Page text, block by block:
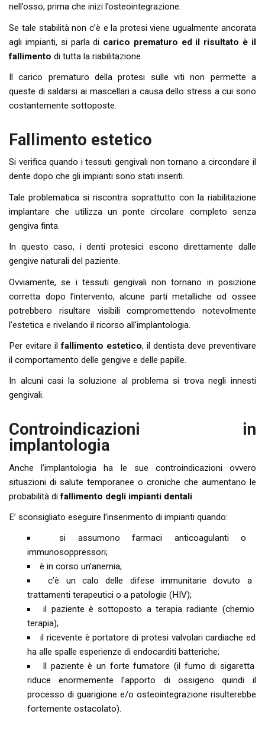
nell’osso, prima che inizi l’osteointegrazione.
Se tale stabilità non c’è e la protesi viene ugualmente ancorata
agli impianti, si parla di carico prematuro ed il risultato è il
fallimento di tutta la riabilitazione.
Il carico prematuro della protesi sulle viti non permette a
queste di saldarsi ai mascellari a causa dello stress a cui sono
costantemente sottoposte.
Fallimento estetico
Si verifica quando i tessuti gengivali non tornano a circondare il
dente dopo che gli impianti sono stati inseriti.
Tale problematica si riscontra soprattutto con la riabilitazione
implantare che utilizza un ponte circolare completo senza
gengiva finta.
In questo caso, i denti protesici escono direttamente dalle
gengive naturali del paziente.
Ovviamente, se i tessuti gengivali non tornano in posizione
corretta dopo l’intervento, alcune parti metalliche od ossee
potrebbero risultare visibili compromettendo notevolmente
l’estetica e rivelando il ricorso all’implantologia.
Per evitare ilfallimento estetico, il dentista deve preventivare
il comportamento delle gengive e delle papille.
In alcuni casi la soluzione al problema si trova negli innesti
gengivali.
Controindicazioni in
implantologia
Anche l’implantologia ha le sue controindicazioni ovvero
situazioni di salute temporanee o croniche che aumentano le
probabilità difallimento degli impianti dentali
E’ sconsigliato eseguire l’inserimento di impianti quando:
si assumono farmaci anticoagulanti o
immunosoppressori;
è in corso un’anemia;
c’è un calo delle difese immunitarie dovuto a
trattamenti terapeutici o a patologie (HIV);
il paziente è sottoposto a terapia radiante (chemio
terapia);
il ricevente è portatore di protesi valvolari cardiache ed
ha alle spalle esperienze di endocarditi batteriche;
Il paziente è un forte fumatore (il fumo di sigaretta
riduce enormemente l’apporto di ossigeno quindi il
processo di guarigione e/o osteointegrazione risulterebbe
fortemente ostacolato).